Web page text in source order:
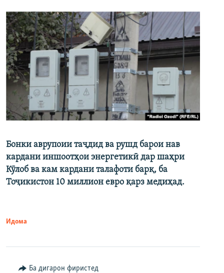
Бонки аврупоии таҷдид ва рушд барои нав
кардани иншоотҳои энергетикӣ дар шаҳри
Кӯлоб ва кам кардани талафоти барқ, ба
Тоҷикистон 10 миллион евро қарз медиҳад.
Идома
Ба дигарон фиристед